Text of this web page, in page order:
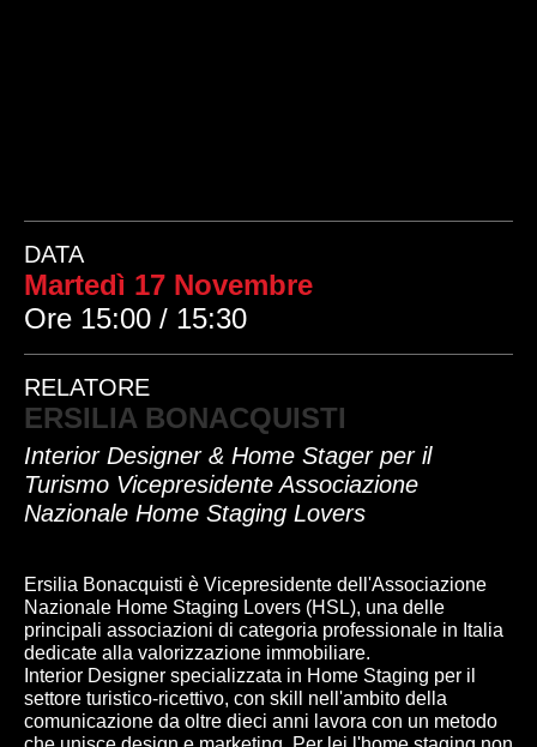
DATA
Martedì 17 Novembre
Ore 15:00 / 15:30
RELATORE
ERSILIA BONACQUISTI
Interior Designer & Home Stager per il
Turismo Vicepresidente Associazione
Nazionale Home Staging Lovers
Ersilia Bonacquisti è Vicepresidente dell'Associazione
Nazionale Home Staging Lovers (HSL), una delle
principali associazioni di categoria professionale in Italia
dedicate alla valorizzazione immobiliare.
Interior Designer specializzata in Home Staging per il
settore turistico-ricettivo, con skill nell'ambito della
comunicazione da oltre dieci anni lavora con un metodo